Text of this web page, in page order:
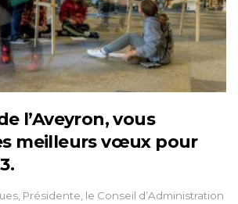
l’Aveyron, vous
meilleurs vœux pour
Présidente, le Conseil d’Administration